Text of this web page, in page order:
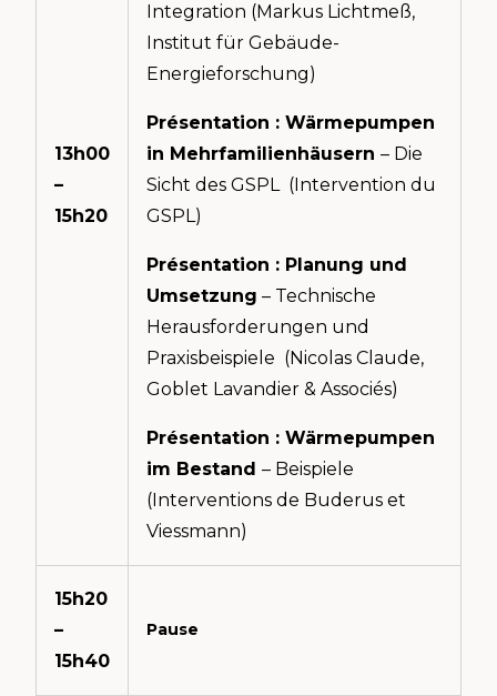
13h00
–
15h20
Integration (Markus Lichtmeß,
Institut für Gebäude-
Energieforschung)
Présentation : Wärmepumpen
in Mehrfamilienhäusern – Die
Sicht des GSPL (Intervention du
GSPL)
Présentation : Planung und
Umsetzung – Technische
Herausforderungen und
Praxisbeispiele (Nicolas Claude,
Goblet Lavandier & Associés)
Présentation : Wärmepumpen
im Bestand – Beispiele
(Interventions de Buderus et
Viessmann)
15h20
–
15h40
Pause